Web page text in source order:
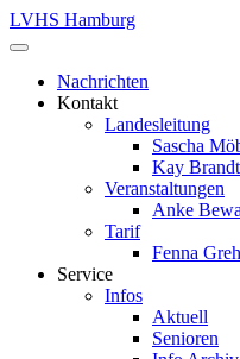
LVHS Hamburg
Nachrichten
Kontakt
Landesleitung
Sascha
Kay
Veranstaltungen
Anke
Tarif
Fenna
Service
Infos
Aktuell
Senioren